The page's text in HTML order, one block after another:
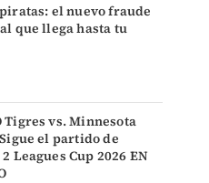
el nuevo fraude
que llega hasta tu
Tigres vs. Minnesota
el partido de
Leagues Cup 2026 EN